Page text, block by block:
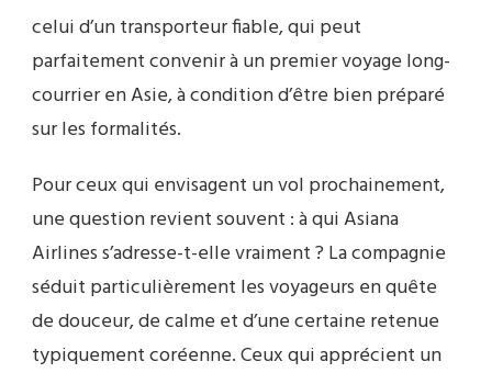
celui d’un transporteur fiable, qui peut
parfaitement convenir à un premier voyage long-
courrier en Asie, à condition d’être bien préparé
sur les formalités.
Pour ceux qui envisagent un vol prochainement,
une question revient souvent : à qui Asiana
Airlines s’adresse-t-elle vraiment ? La compagnie
séduit particulièrement les voyageurs en quête
de douceur, de calme et d’une certaine retenue
typiquement coréenne. Ceux qui apprécient un